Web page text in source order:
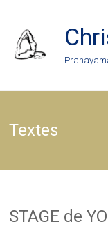
content
Textes
STAGE de